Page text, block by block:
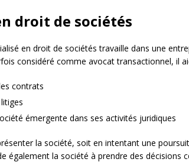
droit de sociétés
en droit de sociétés travaille dans une
considéré comme avocat transactionnel, il
contrats
émergente dans ses activités juridiques
la société, soit en intentant une
également la société à prendre des décisions